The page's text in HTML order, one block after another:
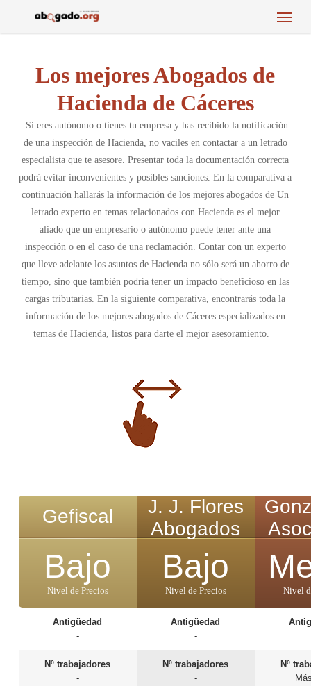
Menu
Los mejores Abogados de
Hacienda de Cáceres
Si eres autónomo o tienes tu empresa y has recibido la notificación
de una inspección de Hacienda, no vaciles en contactar a un letrado
especialista que te asesore. Presentar toda la documentación correcta
podrá evitar inconvenientes y posibles sanciones. En la comparativa a
continuación hallarás la información de los mejores abogados de Un
letrado experto en temas relacionados con Hacienda es el mejor
aliado que un empresario o autónomo puede tener ante una
inspección o en el caso de una reclamación. Contar con un experto
que lleve adelante los asuntos de Hacienda no sólo será un ahorro de
tiempo, sino que también podría tener un impacto beneficioso en las
cargas tributarias. En la siguiente comparativa, encontrarás toda la
información de los mejores abogados de Cáceres especializados en
temas de Hacienda, listos para darte el mejor asesoramiento.
Gefiscal
Bajo
Nivel de Precios
Antigüedad
-
Nº trabajadores
-
J. J. Flores
Abogados
Bajo
Nivel de Precios
Antigüedad
-
Nº trabajadores
-
Nivel
Nº